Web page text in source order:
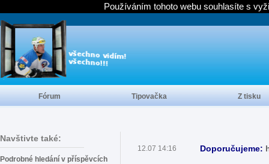
Navštivte také:
Podrobné hledání v příspěvcích
12.07 14:16 Doporučujeme:
Fórum Tipovačka Z tisku
Používáním tohoto webu souhlasíte s